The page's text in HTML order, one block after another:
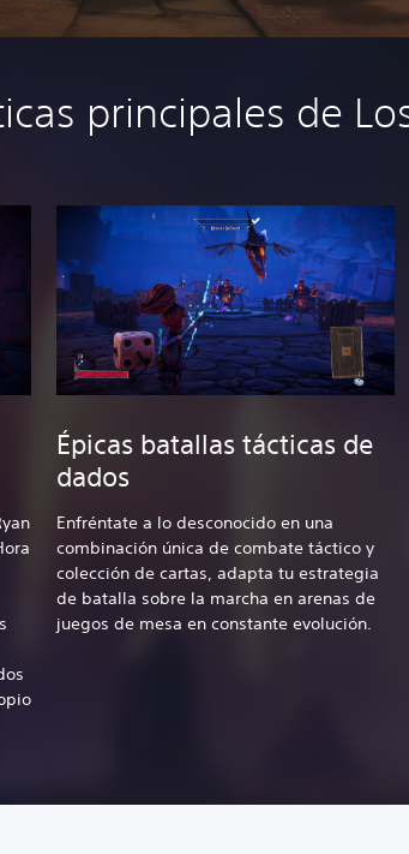
principales de
Épicas batallas tácticas de
dados
Enfréntate a lo desconocido en una
combinación única de combate táctico y
colección de cartas, adapta tu estrategia
de batalla sobre la marcha en arenas de
juegos de mesa en constante evolución.